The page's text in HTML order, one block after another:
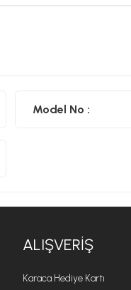
Model No :
ALIŞVERIŞ
Karaca Hediye Kartı